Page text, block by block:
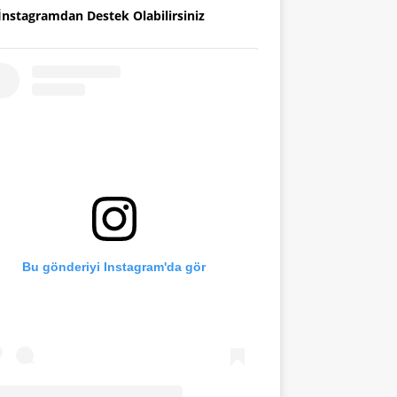
Destek Olabilirsiniz
Bu gönderiyi Instagram'da gör